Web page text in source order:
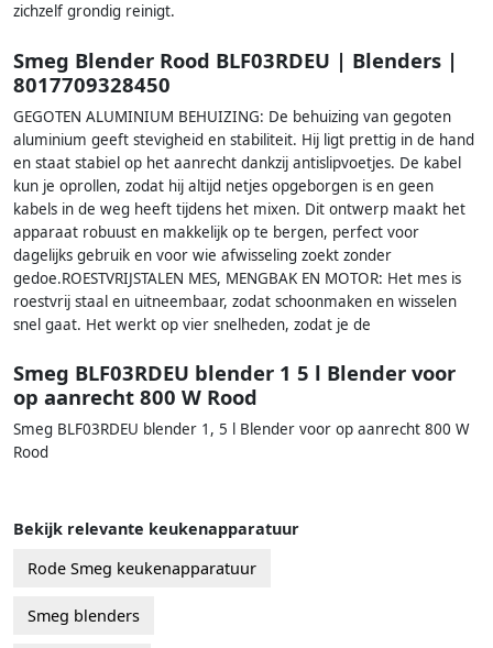
zichzelf grondig reinigt.
Smeg Blender Rood BLF03RDEU | Blenders |
8017709328450
GEGOTEN ALUMINIUM BEHUIZING: De behuizing van gegoten
aluminium geeft stevigheid en stabiliteit. Hij ligt prettig in de hand
en staat stabiel op het aanrecht dankzij antislipvoetjes. De kabel
kun je oprollen, zodat hij altijd netjes opgeborgen is en geen
kabels in de weg heeft tijdens het mixen. Dit ontwerp maakt het
apparaat robuust en makkelijk op te bergen, perfect voor
dagelijks gebruik en voor wie afwisseling zoekt zonder
gedoe.ROESTVRIJSTALEN MES, MENGBAK EN MOTOR: Het mes is
roestvrij staal en uitneembaar, zodat schoonmaken en wisselen
snel gaat. Het werkt op vier snelheden, zodat je de
Smeg BLF03RDEU blender 1 5 l Blender voor
op aanrecht 800 W Rood
Smeg BLF03RDEU blender 1, 5 l Blender voor op aanrecht 800 W
Rood
Bekijk relevante keukenapparatuur
Rode Smeg keukenapparatuur
Smeg blenders